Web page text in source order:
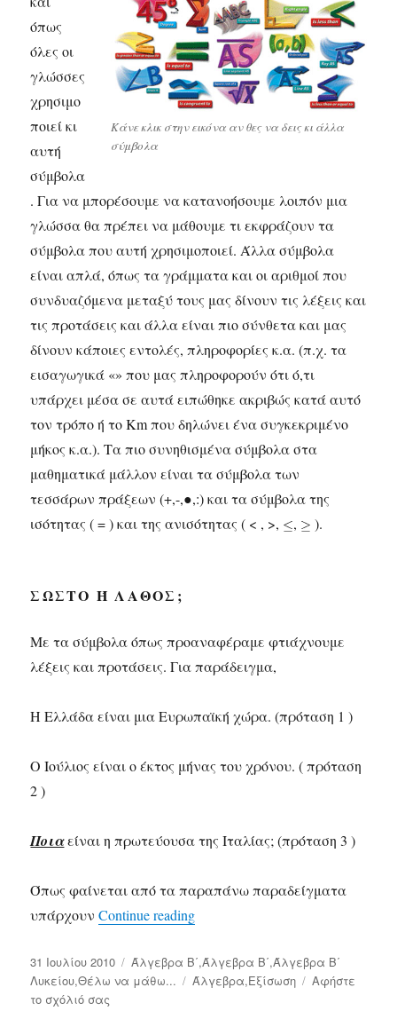
Κάνε κλικ στην εικόνα αν θες να δεις κι άλλα
σύμβολα
όπως
όλες οι
γλώσσες
χρησιμο
ποιεί κι
αυτή
σύμβολα
. Για να μπορέσουμε να κατανοήσουμε λοιπόν μια
γλώσσα θα πρέπει να μάθουμε τι εκφράζουν τα
σύμβολα που αυτή χρησιμοποιεί. Άλλα σύμβολα
είναι απλά, όπως τα γράμματα και οι αριθμοί που
συνδυαζόμενα μεταξύ τους μας δίνουν τις λέξεις και
τις προτάσεις και άλλα είναι πιο σύνθετα και μας
δίνουν κάποιες εντολές, πληροφορίες κ.α. (π.χ. τα
εισαγωγικά «» που μας πληροφορούν ότι ό,τι
υπάρχει μέσα σε αυτά ειπώθηκε ακριβώς κατά αυτό
τον τρόπο ή το Km που δηλώνει ένα συγκεκριμένο
μήκος κ.α.). Τα πιο συνηθισμένα σύμβολα στα
μαθηματικά μάλλον είναι τα σύμβολα των
τεσσάρων πράξεων (+,-,●,:) και τα σύμβολα της
ισότητας ( = ) και της ανισότητας ( < , >,
, ).
ΣΩΣΤΌ Ή ΛΆΘΟΣ;
Με τα σύμβολα όπως προαναφέραμε φτιάχνουμε
λέξεις και προτάσεις. Για παράδειγμα,
Η Ελλάδα είναι μια Ευρωπαϊκή χώρα. (πρόταση 1 )
Ο Ιούλιος είναι ο έκτος μήνας του χρόνου. ( πρόταση
2 )
Ποιαείναι η πρωτεύουσα της Ιταλίας; (πρόταση 3 )
Όπως φαίνεται από τα παραπάνω παραδείγματα
υπάρχουνContinue reading
Δημοσιεύτηκε
την
31 Ιουλίου 2010 Κατηγορίες
Άλγεβρα Β΄,Άλγεβρα Β΄,Άλγεβρα Β΄
Λυκείου,Θέλω να μάθω... Ετικέτες
Άλγεβρα,Εξίσωση
Αφήστε
το σχόλιό σας